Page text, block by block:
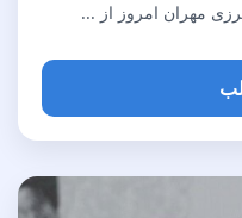
مهران امروز از ...